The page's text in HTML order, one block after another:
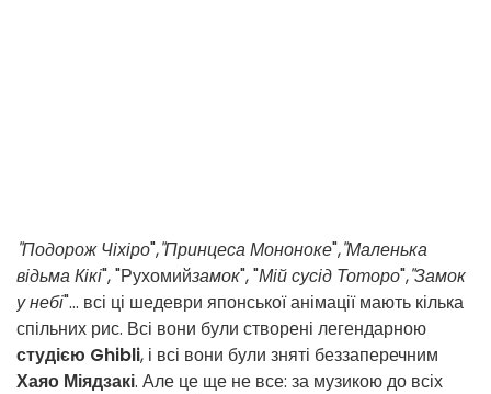
"Подорож Чіхіро","Принцеса Мононоке","Маленька
відьма Кікі", "Рухомийзамок", "Мій сусід Тоторо","Замок
у небі"... всі ці шедеври японської анімації мають кілька
спільних рис. Всі вони були створені легендарною
студією Ghibli, і всі вони були зняті беззаперечним
Хаяо Міядзакі. Але це ще не все: за музикою до всіх